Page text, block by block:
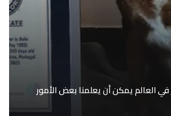
العالم يمكن أن يعلمنا بعض الأمور